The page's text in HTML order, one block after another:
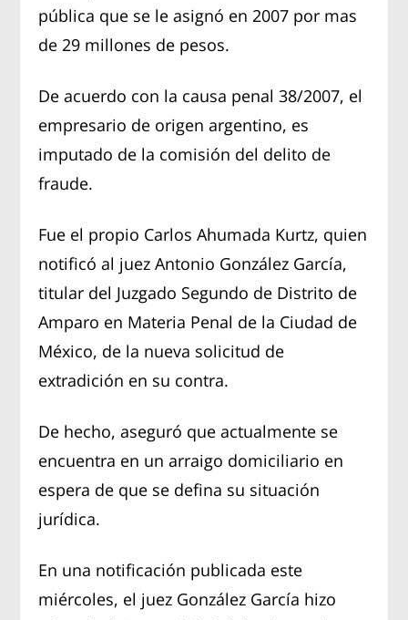
pública que se le asignó en 2007 por mas
de 29 millones de pesos.
De acuerdo con la causa penal 38/2007, el
empresario de origen argentino, es
imputado de la comisión del delito de
fraude.
Fue el propio Carlos Ahumada Kurtz, quien
notificó al juez Antonio González García,
titular del Juzgado Segundo de Distrito de
Amparo en Materia Penal de la Ciudad de
México, de la nueva solicitud de
extradición en su contra.
De hecho, aseguró que actualmente se
encuentra en un arraigo domiciliario en
espera de que se defina su situación
jurídica.
En una notificación publicada este
miércoles, el juez González García hizo